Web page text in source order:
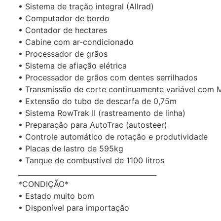
• Sistema de tração integral (Allrad)
• Computador de bordo
• Contador de hectares
• Cabine com ar-condicionado
• Processador de grãos
• Sistema de afiação elétrica
• Processador de grãos com dentes serrilhados
• Transmissão de corte continuamente variável com
• Extensão do tubo de descarfa de 0,75m
• Sistema RowTrak II (rastreamento de linha)
• Preparação para AutoTrac (autosteer)
• Controle automático de rotação e produtividade
• Placas de lastro de 595kg
• Tanque de combustível de 1100 litros
*CONDIÇÃO*
• Estado muito bom
• Disponível para importação